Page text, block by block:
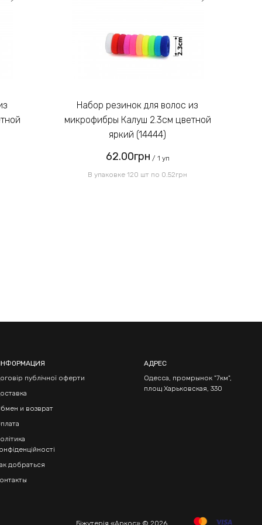
Отправить
Набор резинок для волос из
микрофибры Калуш 2.3см цветной
яркий (14444)
62.00грн / 1 уп
В упаковке 120 шт по 0.52грн
публічної оферти
и возврат
добраться
АДРЕС
Одесса, промрынок "7км",
площ Харьковская, 330
Біжутерія «Аркос» © 2026